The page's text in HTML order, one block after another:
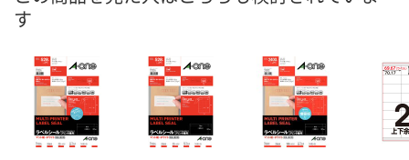
数量
カゴへ
数量
カゴへ カ
す